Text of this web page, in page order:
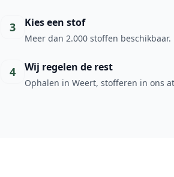
3 Kies een stof
Meer dan 2.000 stoffen beschikbaar.
4 Wij regelen de rest
Ophalen in Weert, stofferen in ons